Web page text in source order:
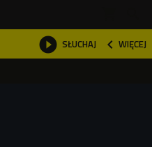
 SŁUCHAJ  WIĘCEJ
